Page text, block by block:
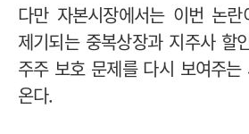
다만 자본시장에서는 이번 논
제기되는 중복상장과 지주사 할
주주 보호 문제를 다시 보여주
온다.